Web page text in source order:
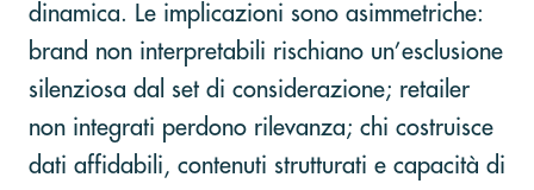
dinamica. Le implicazioni sono asimmetriche:
brand non interpretabili rischiano un’esclusione
silenziosa dal set di considerazione; retailer
non integrati perdono rilevanza; chi costruisce
dati affidabili, contenuti strutturati e capacità di